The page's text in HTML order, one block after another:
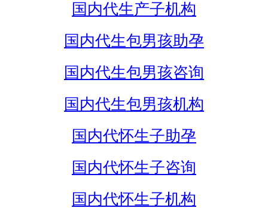
国内代生产子机构
国内代生包男孩助孕
国内代生包男孩咨询
国内代生包男孩机构
国内代怀生子助孕
国内代怀生子咨询
国内代怀生子机构